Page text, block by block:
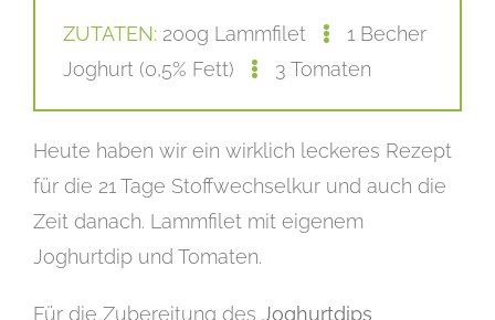
ZUTATEN: 200g Lammfilet
1 Becher
Joghurt (0,5% Fett)
3 Tomaten
Heute haben wir ein wirklich leckeres Rezept
für die 21 Tage Stoffwechselkur und auch die
Zeit danach. Lammfilet mit eigenem
Joghurtdip und Tomaten.
Für die Zubereitung des Joghurtdips